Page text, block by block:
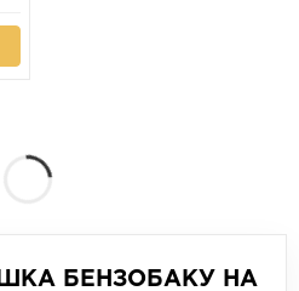
БЕНЗОБАКУ НА